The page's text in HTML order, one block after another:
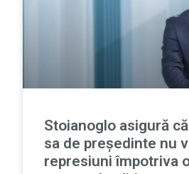
Stoianoglo asigură
sa de președinte nu
represiuni împotriva